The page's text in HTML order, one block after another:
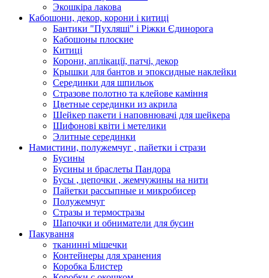
Экошкiра лакова
Кабошони, декор, корони і китиці
Бантики "Пухляші" і Ріжки Єдинорога
Кабошоны плоские
Китиці
Корони, аплікації, патчі, декор
Крышки для бантов и эпоксидные наклейки
Серединки для шпильок
Стразове полотно та клейове каміння
Цветные серединки из акрила
Шейкер пакети і наповнювачі для шейкера
Шифонові квіти і метелики
Элитные серединки
Намистини, полужемчуг , пайетки і стрази
Бусины
Бусины и браслеты Пандора
Бусы , цепочки , жемчужины на нити
Пайетки рассыпные и микробисер
Полужемчуг
Стразы и термостразы
Шапочки и обниматели для бусин
Пакування
тканинні мішечки
Контейнеры для хранения
Коробка Блистер